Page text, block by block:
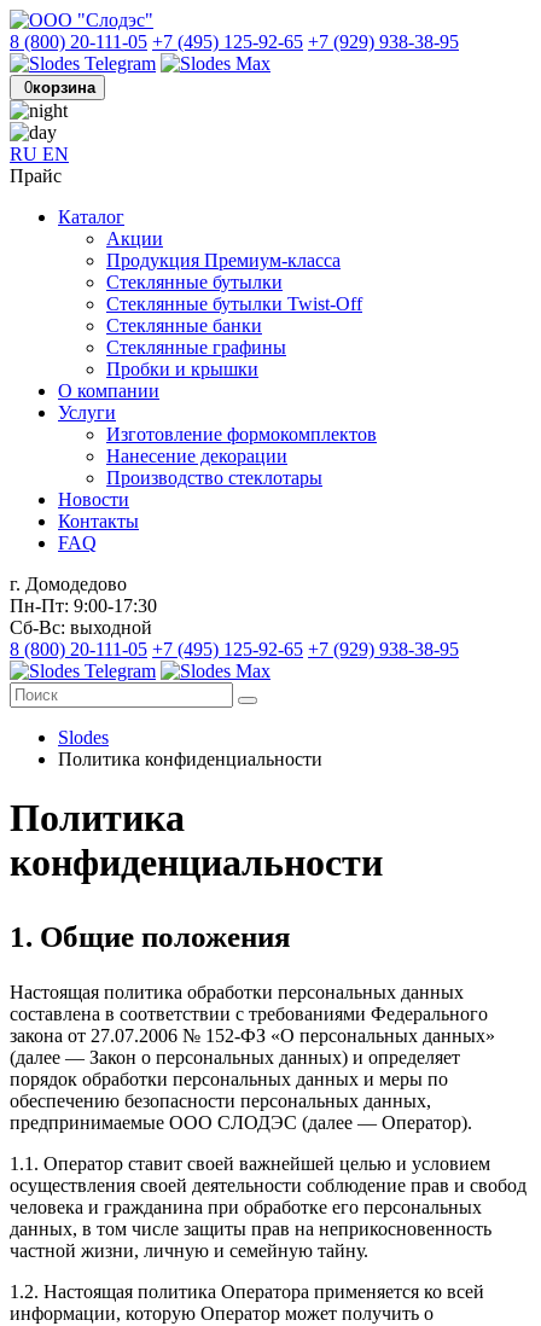
8 (800) 20-111-05 +7 (495) 125-92-65 +7 (929) 938-38-95
0корзина
RU EN
Прайс
Каталог
Акции
Продукция Премиум-класса
Стеклянные бутылки
Стеклянные бутылки Twist-Off
Стеклянные банки
Стеклянные графины
Пробки и крышки
О компании
Услуги
Изготовление формокомплектов
Нанесение декорации
Производство стеклотары
Новости
Контакты
FAQ
г. Домодедово
Пн-Пт: 9:00-17:30
Сб-Вс: выходной
8 (800) 20-111-05 +7 (495) 125-92-65 +7 (929) 938-38-95
Slodes
Политика конфиденциальности
Политика
конфиденциальности
1. Общие положения
Настоящая политика обработки персональных данных
составлена в соответствии с требованиями Федерального
закона от 27.07.2006 № 152-ФЗ «О персональных данных»
(далее — Закон о персональных данных) и определяет
порядок обработки персональных данных и меры по
обеспечению безопасности персональных данных,
предпринимаемые ООО СЛОДЭС (далее — Оператор).
1.1. Оператор ставит своей важнейшей целью и условием
осуществления своей деятельности соблюдение прав и свобод
человека и гражданина при обработке его персональных
данных, в том числе защиты прав на неприкосновенность
частной жизни, личную и семейную тайну.
1.2. Настоящая политика Оператора применяется ко всей
информации, которую Оператор может получить о